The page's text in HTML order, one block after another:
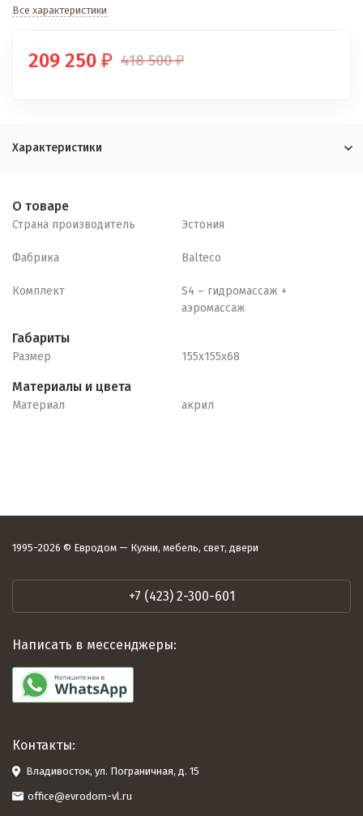
Все характеристики
209 250 ₽ 418 500₽
Характеристики
О товаре
Страна производитель Эстония
Фабрика Balteco
Комплект
S4 – гидромассаж +
аэромассаж
Габариты
Размер 155х155х68
Материалы и цвета
Материал акрил
1995-2026 © Евродом — Кухни, мебель, свет, двери
+7 (423) 2-300-601
Написать в мессенджеры:
Контакты:
Владивосток, ул. Пограничная, д. 15
office@evrodom-vl.ru